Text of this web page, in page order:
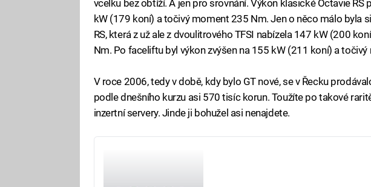
vcelku bez obtíží. A jen pro srovnání. Výkon klasické Octavie RS
kW (179 koní) a točivý moment 235 Nm. Jen o něco málo byla
RS, která z už ale z dvoulitrového TFSI nabízela 147 kW (200
Nm. Po faceliftu byl výkon zvýšen na 155 kW (211 koní) a
V roce 2006, tedy v době, kdy bylo GT nové, se v Řecku
podle dnešního kurzu asi 570 tisíc korun. Toužíte po takové
inzertní servery. Jinde ji bohužel asi nenajdete.